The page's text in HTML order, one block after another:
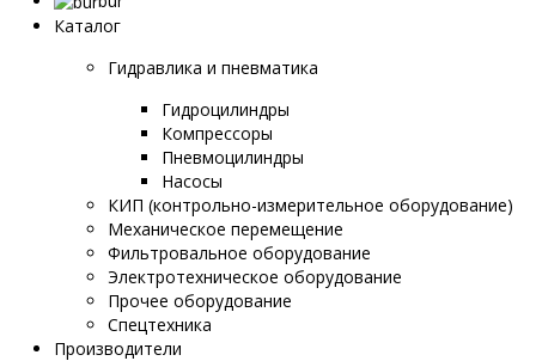
Каталог
Гидравлика и пневматика
Гидроцилиндры
Компрессоры
Пневмоцилиндры
Насосы
КИП (контрольно-измерительное оборудование)
Механическое перемещение
Фильтровальное оборудование
Электротехническое оборудование
Прочее оборудование
Спецтехника
Производители